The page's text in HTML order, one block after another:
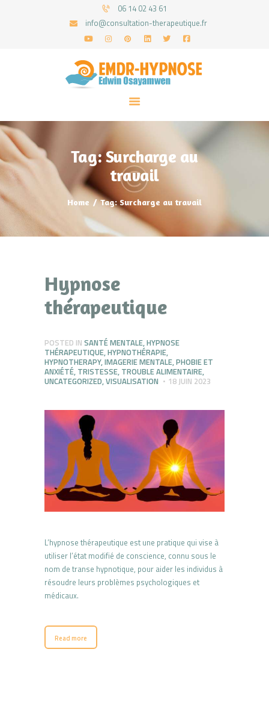
06 14 02 43 61
info@consultation-therapeutique.fr
Tag: Surcharge au
travail
Home Tag: Surcharge au travail
ACCUEIL
MON APPROCHE
ARTICLES
CONSULTATIONS
PRENEZ UN RDV
Hypnose
thérapeutique
POSTED IN SANTÉ MENTALE,HYPNOSE
THÉRAPEUTIQUE,HYPNOTHÉRAPIE,
HYPNOTHERAPY,IMAGERIE MENTALE,PHOBIE ET
ANXIÉTÉ, TRISTESSE, TROUBLE ALIMENTAIRE,
UNCATEGORIZED,VISUALISATION 18 JUIN 2023
L’hypnose thérapeutique est une pratique qui vise à
utiliser l’état modifié de conscience, connu sous le
nom de transe hypnotique, pour aider les individus à
résoudre leurs problèmes psychologiques et
médicaux.
Read more